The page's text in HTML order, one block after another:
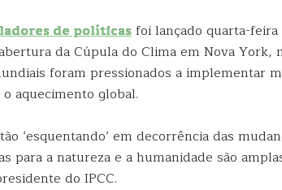
de políticasfoi lançado quarta-
da Cúpula do Clima em Nova York,
foram pressionados a implementar
aquecimento global.
‘esquentando’ em decorrência das
para a natureza e a humanidade são
do IPCC.